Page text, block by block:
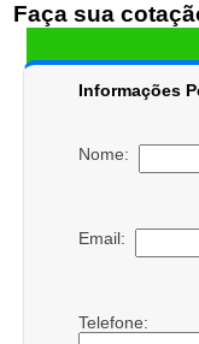
Faça sua
Informações
Nome:
Email:
Telefone: